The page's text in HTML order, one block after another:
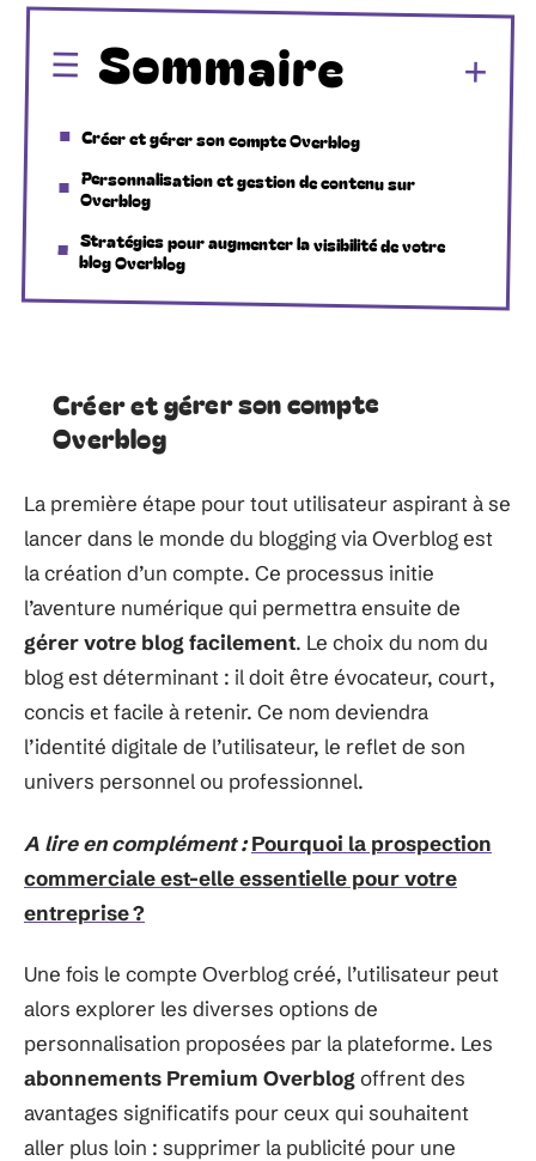
Sommaire
Créer et gérer son compte Overblog
Personnalisation et gestion de contenu sur
Overblog
Stratégies pour augmenter la visibilité de votre
blog Overblog
Créer et gérer son compte
Overblog
La première étape pour tout utilisateur aspirant à se
lancer dans le monde du blogging via Overblog est
la création d’un compte. Ce processus initie
l’aventure numérique qui permettra ensuite de
gérer votre blog facilement. Le choix du nom du
blog est déterminant : il doit être évocateur, court,
concis et facile à retenir. Ce nom deviendra
l’identité digitale de l’utilisateur, le reflet de son
univers personnel ou professionnel.
A lire en complément : Pourquoi la prospection
commerciale est-elle essentielle pour votre
entreprise ?
Une fois le compte Overblog créé, l’utilisateur peut
alors explorer les diverses options de
personnalisation proposées par la plateforme. Les
abonnements Premium Overblog offrent des
avantages significatifs pour ceux qui souhaitent
aller plus loin : supprimer la publicité pour une